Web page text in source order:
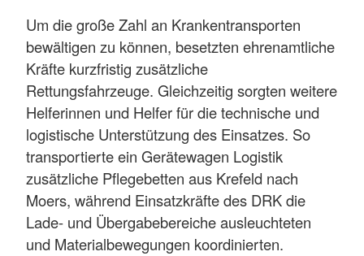
Um die große Zahl an Krankentransporten
bewältigen zu können, besetzten ehrenamtliche
Kräfte kurzfristig zusätzliche
Rettungsfahrzeuge. Gleichzeitig sorgten weitere
Helferinnen und Helfer für die technische und
logistische Unterstützung des Einsatzes. So
transportierte ein Gerätewagen Logistik
zusätzliche Pflegebetten aus Krefeld nach
Moers, während Einsatzkräfte des DRK die
Lade- und Übergabebereiche ausleuchteten
und Materialbewegungen koordinierten.